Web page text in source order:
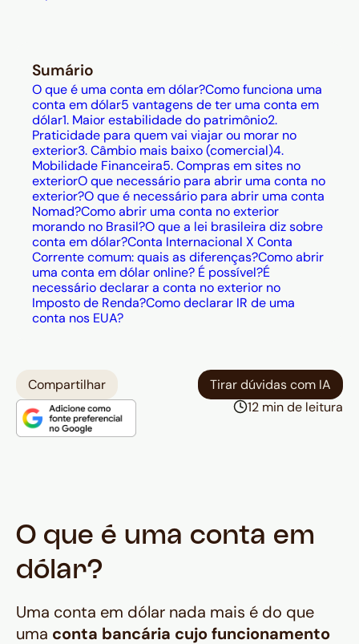
Sumário
O que é uma conta em dólar?Como funciona uma
conta em dólar5 vantagens de ter uma conta em
dólar1. Maior estabilidade do patrimônio2.
Praticidade para quem vai viajar ou morar no
exterior3. Câmbio mais baixo (comercial)4.
Mobilidade Financeira5. Compras em sites no
exteriorO que necessário para abrir uma conta no
exterior?O que é necessário para abrir uma conta
Nomad?Como abrir uma conta no exterior
morando no Brasil?O que a lei brasileira diz sobre
conta em dólar?Conta Internacional X Conta
Corrente comum: quais as diferenças?Como abrir
uma conta em dólar online? É possível?É
necessário declarar a conta no exterior no
Imposto de Renda?Como declarar IR de uma
conta nos EUA?
Compartilhar
Tirar dúvidas com IA
12 min de leitura
O que é uma conta em
dólar?
Uma conta em dólar nada mais é do que
uma conta bancária cujo funcionamento